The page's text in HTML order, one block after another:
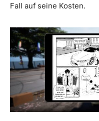
Fall auf seine Kosten.